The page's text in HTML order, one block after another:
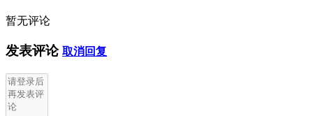
暂无评论
发表评论 取消回复